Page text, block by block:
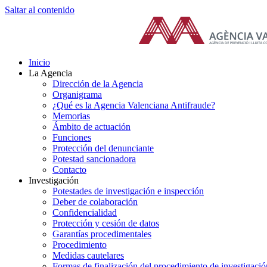
Saltar al contenido
Inicio
La Agencia
Dirección de la Agencia
Organigrama
¿Qué es la Agencia Valenciana Antifraude?
Memorias
Ámbito de actuación
Funciones
Protección del denunciante
Potestad sancionadora
Contacto
Investigación
Potestades de investigación e inspección
Deber de colaboración
Confidencialidad
Protección y cesión de datos
Garantías procedimentales
Procedimiento
Medidas cautelares